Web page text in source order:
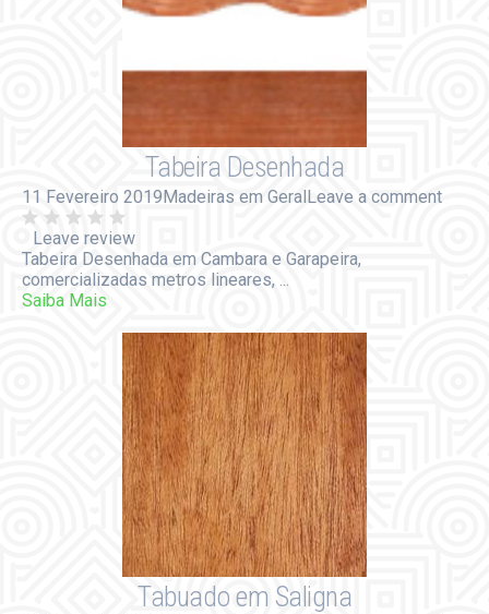
Tabeira Desenhada
11 Fevereiro 2019Madeiras em GeralLeave a comment
Leave review
Tabeira Desenhada em Cambara e Garapeira,
comercializadas metros lineares, ...
Saiba Mais
Tabuado em Saligna